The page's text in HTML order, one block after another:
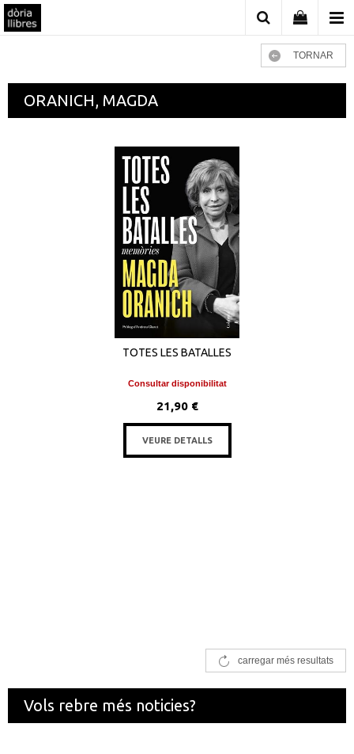
TORNAR
ORANICH, MAGDA
TOTES LES BATALLES
Consultar disponibilitat
21,90 €
VEURE DETALLS
carregar més resultats
Vols rebre més noticies?